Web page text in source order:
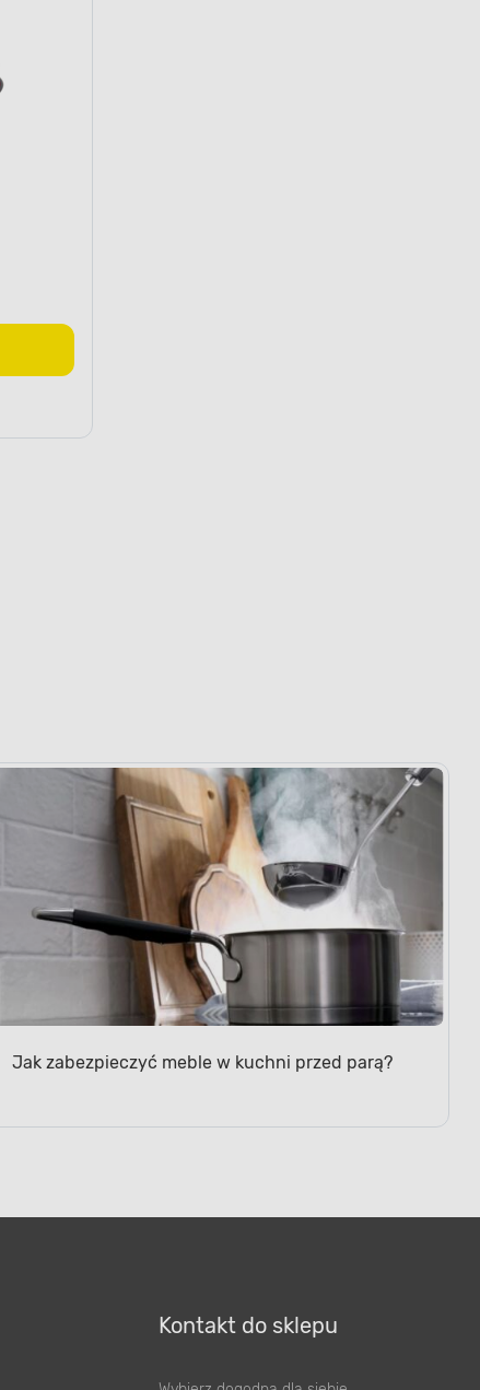
Jak zabezpieczyć meble w kuchni przed parą?
Kontakt do sklepu